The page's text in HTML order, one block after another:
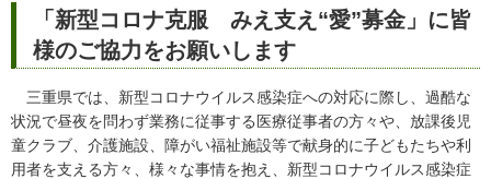
「新型コロナ克服 みえ支え“愛”募金」に皆
様のご協力をお願いします
三重県では、新型コロナウイルス感染症への対応に際し、過酷な
状況で昼夜を問わず業務に従事する医療従事者の方々や、放課後児
童クラブ、介護施設、障がい福祉施設等で献身的に子どもたちや利
用者を支える方々、様々な事情を抱え、新型コロナウイルス感染症